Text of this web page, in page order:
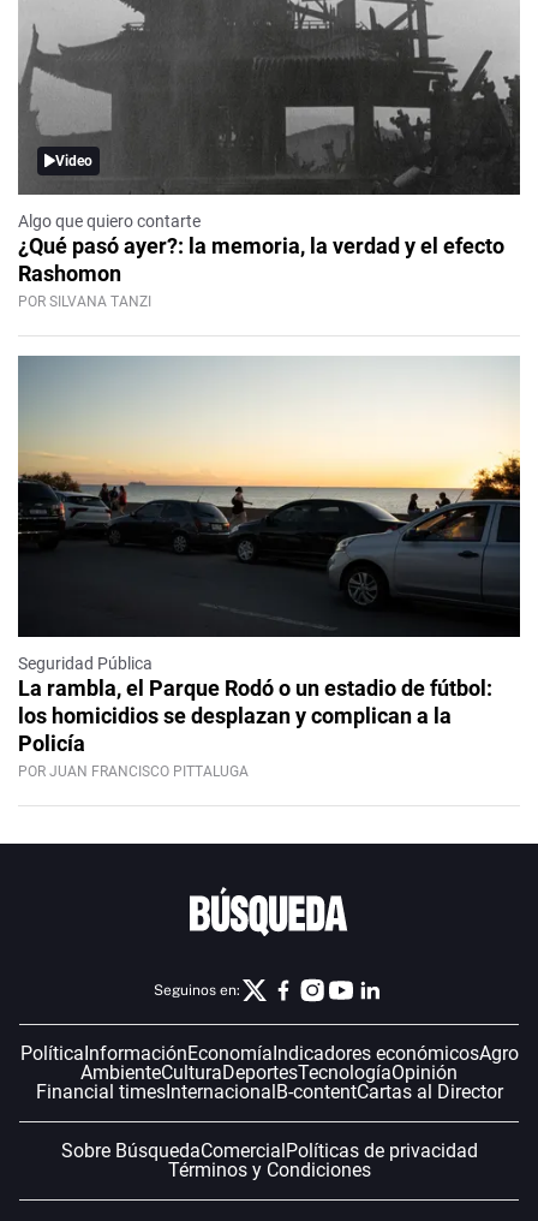
Video
Algo que quiero contarte
¿Qué pasó ayer?: la memoria, la verdad y el efecto
Rashomon
POR SILVANA TANZI
Seguridad Pública
La rambla, el Parque Rodó o un estadio de fútbol:
los homicidios se desplazan y complican a la
Policía
POR JUAN FRANCISCO PITTALUGA
Seguinos en:
Política InformaciónEconomía Indicadores económicosAgro
AmbienteCulturaDeportesTecnologíaOpinión
Financial timesInternacional B-contentCartas al Director
Sobre BúsquedaComercial Políticas de privacidad
Términos y Condiciones